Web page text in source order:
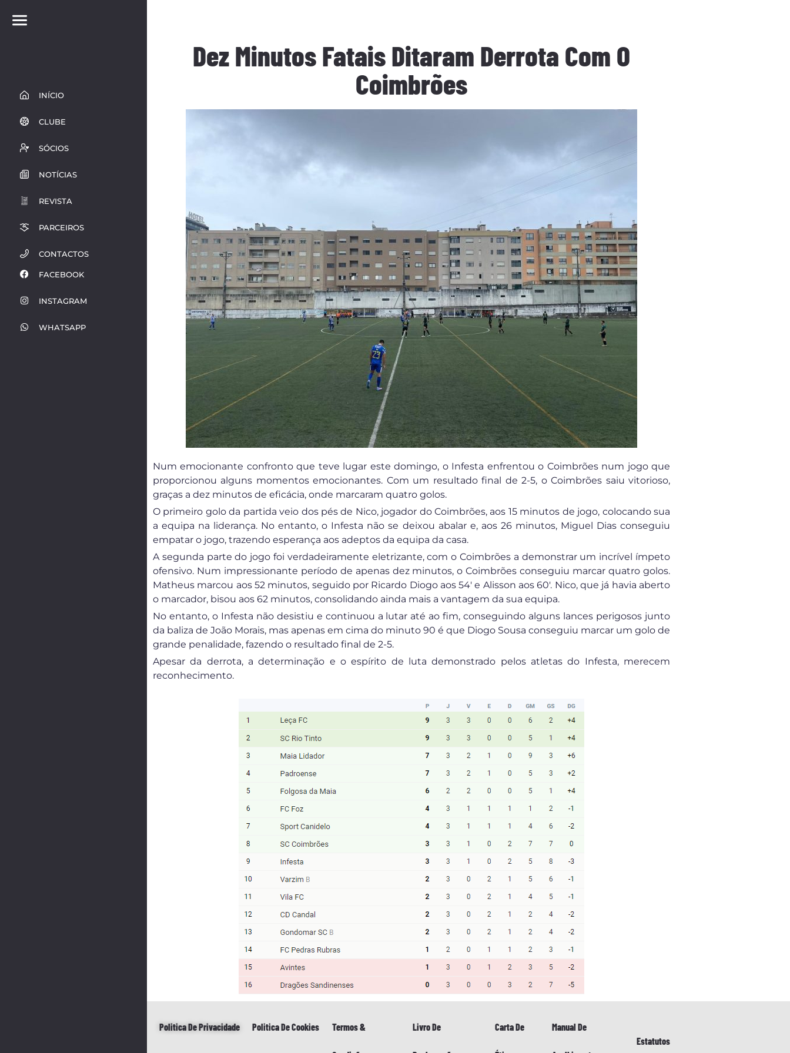
INÍCIO
CLUBE
SÓCIOS
NOTÍCIAS
REVISTA
PARCEIROS
CONTACTOS
FACEBOOK
INSTAGRAM
WHATSAPP
Dez Minutos Fatais Ditaram Derrota Com O
Coimbrões
Num emocionante confronto que teve lugar este domingo, o Infesta enfrentou o Coimbrões num jogo que
proporcionou alguns momentos emocionantes. Com um resultado final de 2-5, o Coimbrões saiu vitorioso,
graças a dez minutos de eficácia, onde marcaram quatro golos.
O primeiro golo da partida veio dos pés de Nico, jogador do Coimbrões, aos 15 minutos de jogo, colocando sua
a equipa na liderança. No entanto, o Infesta não se deixou abalar e, aos 26 minutos, Miguel Dias conseguiu
empatar o jogo, trazendo esperança aos adeptos da equipa da casa.
A segunda parte do jogo foi verdadeiramente eletrizante, com o Coimbrões a demonstrar um incrível ímpeto
ofensivo. Num impressionante período de apenas dez minutos, o Coimbrões conseguiu marcar quatro golos.
Matheus marcou aos 52 minutos, seguido por Ricardo Diogo aos 54′ e Alisson aos 60′. Nico, que já havia aberto
o marcador, bisou aos 62 minutos, consolidando ainda mais a vantagem da sua equipa.
No entanto, o Infesta não desistiu e continuou a lutar até ao fim, conseguindo alguns lances perigosos junto
da baliza de João Morais, mas apenas em cima do minuto 90 é que Diogo Sousa conseguiu marcar um golo de
grande penalidade, fazendo o resultado final de 2-5.
Apesar da derrota, a determinação e o espírito de luta demonstrado pelos atletas do Infesta, merecem
reconhecimento.
Politica De Privacidade Politica De Cookies Termos & Livro De Carta De Manual De
Estatutos